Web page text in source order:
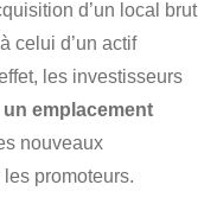
d’un local brut
celui d’un actif
les investisseurs
emplacement
nouveaux
promoteurs.